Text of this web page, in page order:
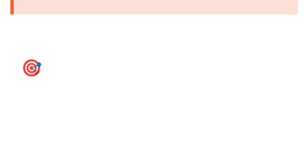
🎯